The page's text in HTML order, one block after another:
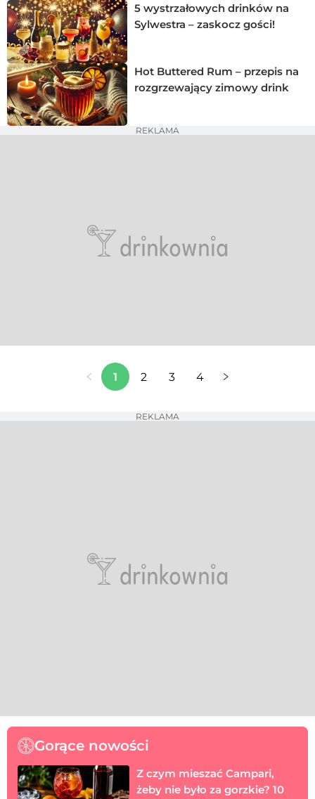
5 wystrzałowych drinków na
Sylwestra – zaskocz gości!
Hot Buttered Rum – przepis na
rozgrzewający zimowy drink
REKLAMA
1 2 3 4
REKLAMA
Gorące nowości
Z czym mieszać Campari,
żeby nie było za gorzkie? 10